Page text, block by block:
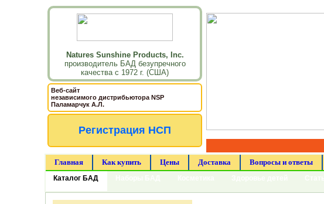
Natures Sunshine Products, Inc.
производитель БАД безупречного
качества с 1972 г. (США)
Веб-сайт
независимого дистрибьютора NSP
Паламарчук А.Л.
Регистрация НСП
Главная Как купить Цены Доставка Вопросы и ответы
Каталог БАД